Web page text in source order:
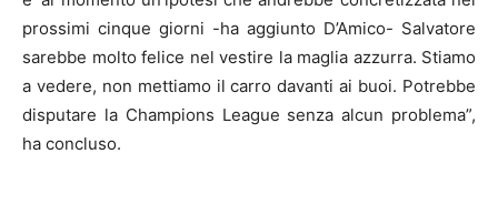
prossimi cinque giorni -ha aggiunto D’Amico- Salvatore
sarebbe molto felice nel vestire la maglia azzurra. Stiamo
a vedere, non mettiamo il carro davanti ai buoi. Potrebbe
disputare la Champions League senza alcun problema”,
ha concluso.